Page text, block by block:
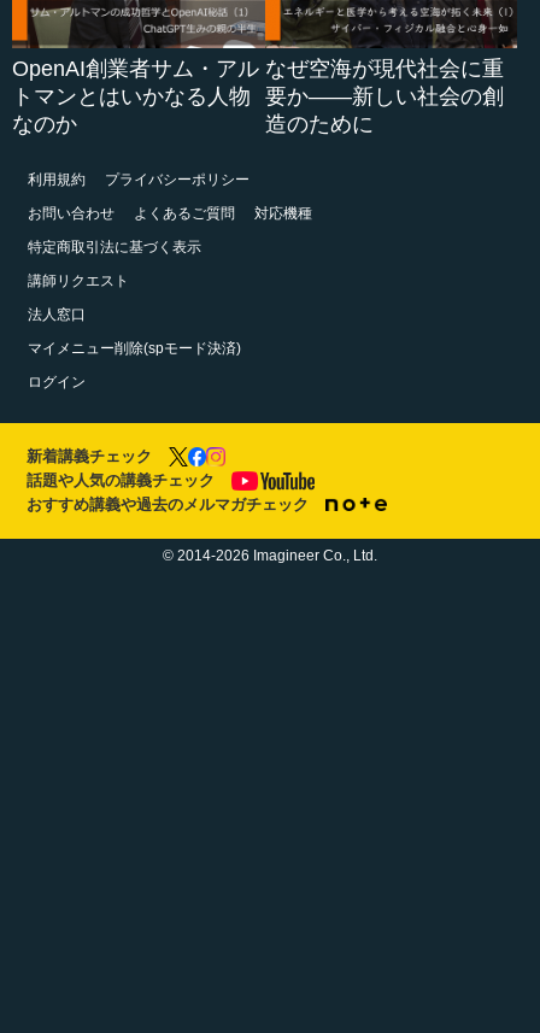
OpenAI創業者サム・アル
トマンとはいかなる人物
なのか
なぜ空海が現代社会に重
要か――新しい社会の創
造のために
利用規約
プライバシーポリシー
お問い合わせ
よくあるご質問
対応機種
特定商取引法に基づく表示
講師リクエスト
法人窓口
マイメニュー削除(spモード決済)
ログイン
新着講義チェック
話題や人気の講義チェック
おすすめ講義や過去のメルマガチェック
© 2014-2026 Imagineer Co., Ltd.